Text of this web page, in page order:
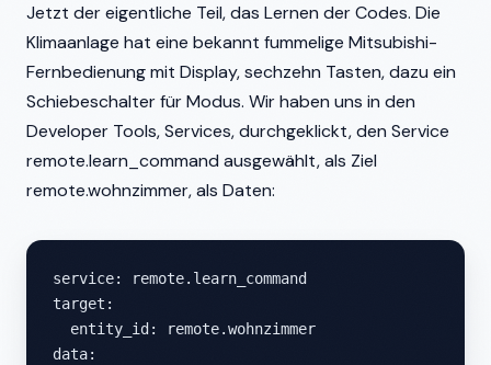
Jetzt der eigentliche Teil, das Lernen der Codes. Die
Klimaanlage hat eine bekannt fummelige Mitsubishi-
Fernbedienung mit Display, sechzehn Tasten, dazu ein
Schiebeschalter für Modus. Wir haben uns in den
Developer Tools, Services, durchgeklickt, den Service
remote.learn_command ausgewählt, als Ziel
remote.wohnzimmer, als Daten:
service: remote.learn_command
target:
  entity_id: remote.wohnzimmer
data: